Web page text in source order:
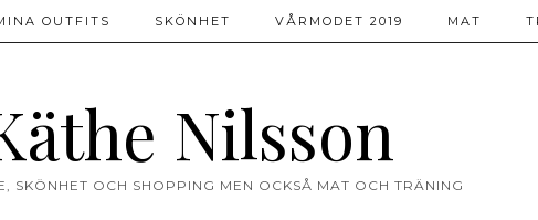
Nilsson
SKÖNHET OCH SHOPPING MEN OCKSÅ MAT OCH TRÄNING
OUTFITS SKÖNHET VÅRMODET 2019 MAT